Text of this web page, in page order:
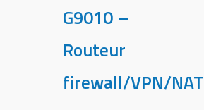
G9010 –
Routeur
firewall/VPN/NAT